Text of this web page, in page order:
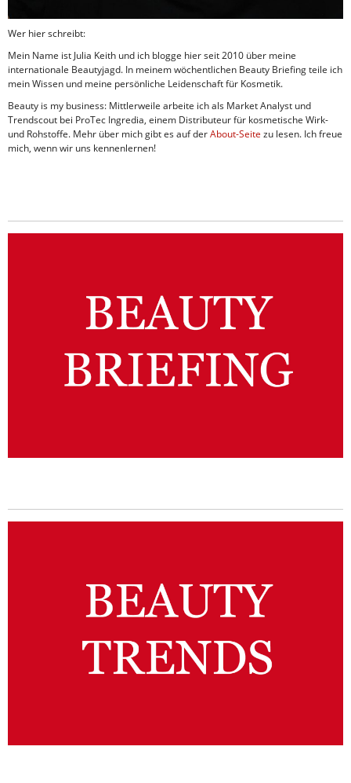
Wer hier schreibt:
Mein Name ist Julia Keith und ich blogge hier seit 2010 über meine
internationale Beautyjagd. In meinem wöchentlichen Beauty Briefing teile ich
mein Wissen und meine persönliche Leidenschaft für Kosmetik.
Beauty is my business: Mittlerweile arbeite ich als Market Analyst und
Trendscout bei ProTec Ingredia, einem Distributeur für kosmetische Wirk-
und Rohstoffe. Mehr über mich gibt es auf derAbout-Seite zu lesen. Ich freue
mich, wenn wir uns kennenlernen!